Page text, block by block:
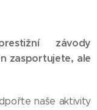
závody
zasportujete, ale
naše aktivity